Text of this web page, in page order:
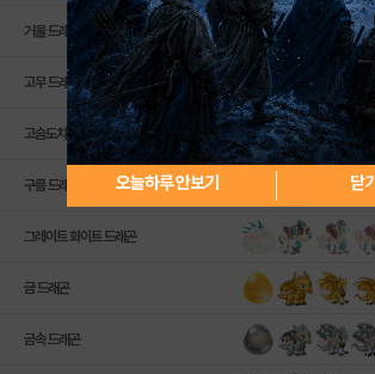
거울 드래곤
고무 드래곤
고슴도치 드래곤
구름 드래곤
그레이트 화이트 드래곤
금 드래곤
금속 드래곤
오늘하루 안보기 닫기